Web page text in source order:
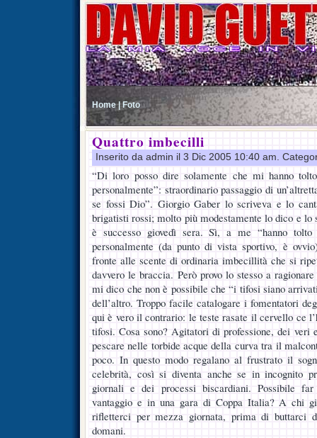
Home | Foto
Quattro imbecilli
Inserito da admin il 3 Dic 2005 10:40 am.
“Di loro posso dire solamente che mi hanno
personalmente”: straordinario passaggio di
se fossi Dio”. Giorgio Gaber lo scriveva e lo
brigatisti rossi; molto più modestamente lo dico e lo
è successo giovedì sera. Sì, a me “hanno
personalmente (da punto di vista sportivo, è
fronte alle scente di ordinaria imbecillità che si
davvero le braccia. Però provo lo stesso a
mi dico che non è possibile che “i tifosi siano
dell’altro. Troppo facile catalogare i fomentatori
qui è vero il contrario: le teste rasate il cervello ce
tifosi. Cosa sono? Agitatori di professione, dei veri
pescare nelle torbide acque della curva tra il
poco. In questo modo regalano al frustrato il
celebrità, così si diventa anche se in incognito
giornali e dei processi biscardiani. Possibile
vantaggio e in una gara di Coppa Italia? A chi
rifletterci per mezza giornata, prima di buttarci
domani.